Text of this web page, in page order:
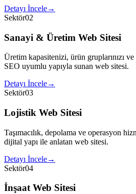
Detayı İncele→
Sektör02
Sanayi & Üretim Web Sitesi
Üretim kapasitenizi, ürün gruplarınızı
SEO uyumlu yapıyla sunan web sitesi.
Detayı İncele→
Sektör03
Lojistik Web Sitesi
Taşımacılık, depolama ve operasyon
dijital yapı ile anlatan web sitesi.
Detayı İncele→
Sektör04
İnşaat Web Sitesi